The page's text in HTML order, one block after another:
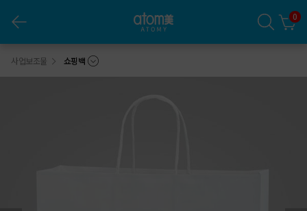
0
사업보조물 쇼핑백